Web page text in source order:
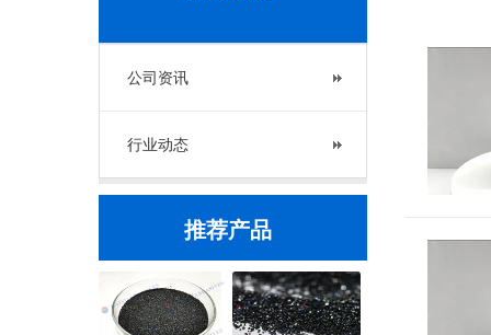
公司资讯
行业动态
推荐产品